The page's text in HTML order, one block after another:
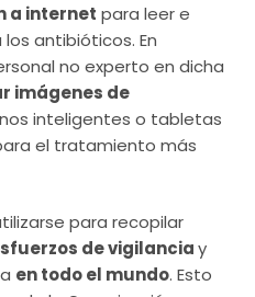
a internet para leer e
antibióticos. En
no experto en dicha
imágenes de
inteligentes o tabletas
el tratamiento más
para recopilar
de vigilanciay
en todo el mundo. Esto